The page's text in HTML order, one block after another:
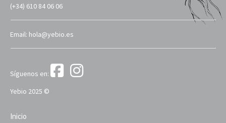
(+34) 610 84 06 06
Email: hola@yebio.es
Síguenos en:
Yebio 2025 ©
Inicio